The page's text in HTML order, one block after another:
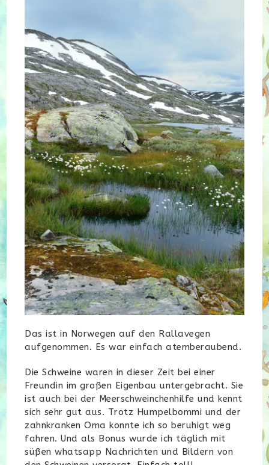
Das ist in Norwegen auf den Rallavegen
aufgenommen. Es war einfach atemberaubend.
Die Schweine waren in dieser Zeit bei einer
Freundin im großen Eigenbau untergebracht. Sie
ist auch bei der Meerschweinchenhilfe und kennt
sich sehr gut aus. Trotz Humpelbommi und der
zahnkranken Oma konnte ich so beruhigt weg
fahren. Und als Bonus wurde ich täglich mit
süßen whatsapp Nachrichten und Bildern von